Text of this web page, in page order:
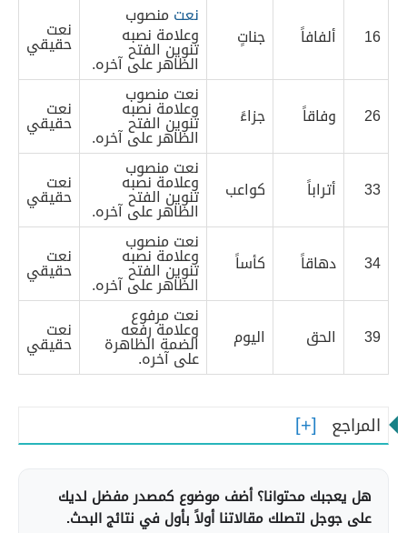
16 ألفافاً جناتٍ
نعت منصوب
وعلامة نصبه
تنوين الفتح
الظاهر على آخره.
نعت
حقيقي
26 وفاقاً جزاءً
نعت منصوب
وعلامة نصبه
تنوين الفتح
الظاهر على آخره.
نعت
حقيقي
33 أتراباً كواعب
نعت منصوب
وعلامة نصبه
تنوين الفتح
الظاهر على آخره.
نعت
حقيقي
34 دهاقاً كأساً
نعت منصوب
وعلامة نصبه
تنوين الفتح
الظاهر على آخره.
نعت
حقيقي
39 الحق اليوم
نعت مرفوع
وعلامة رفعه
الضمة الظاهرة
على آخره.
نعت
حقيقي
المراجع
هل يعجبك محتوانا؟ أضف موضوع كمصدر مفضل لديك
على جوجل لتصلك مقالاتنا أولاً بأول في نتائج البحث.